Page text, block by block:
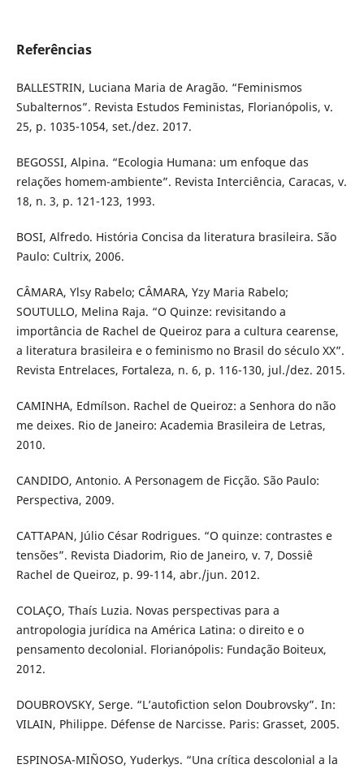
Referências
BALLESTRIN, Luciana Maria de Aragão. “Feminismos
Subalternos”. Revista Estudos Feministas, Florianópolis, v.
25, p. 1035-1054, set./dez. 2017.
BEGOSSI, Alpina. “Ecologia Humana: um enfoque das
relações homem-ambiente”. Revista Interciência, Caracas, v.
18, n. 3, p. 121-123, 1993.
BOSI, Alfredo. História Concisa da literatura brasileira. São
Paulo: Cultrix, 2006.
CÂMARA, Ylsy Rabelo; CÂMARA, Yzy Maria Rabelo;
SOUTULLO, Melina Raja. “O Quinze: revisitando a
importância de Rachel de Queiroz para a cultura cearense,
a literatura brasileira e o feminismo no Brasil do século XX”.
Revista Entrelaces, Fortaleza, n. 6, p. 116-130, jul./dez. 2015.
CAMINHA, Edmílson. Rachel de Queiroz: a Senhora do não
me deixes. Rio de Janeiro: Academia Brasileira de Letras,
2010.
CANDIDO, Antonio. A Personagem de Ficção. São Paulo:
Perspectiva, 2009.
CATTAPAN, Júlio César Rodrigues. “O quinze: contrastes e
tensões”. Revista Diadorim, Rio de Janeiro, v. 7, Dossiê
Rachel de Queiroz, p. 99-114, abr./jun. 2012.
COLAÇO, Thaís Luzia. Novas perspectivas para a
antropologia jurídica na América Latina: o direito e o
pensamento decolonial. Florianópolis: Fundação Boiteux,
2012.
DOUBROVSKY, Serge. “L’autofiction selon Doubrovsky”. In:
VILAIN, Philippe. Défense de Narcisse. Paris: Grasset, 2005.
ESPINOSA-MIÑOSO, Yuderkys. “Una crítica descolonial a la